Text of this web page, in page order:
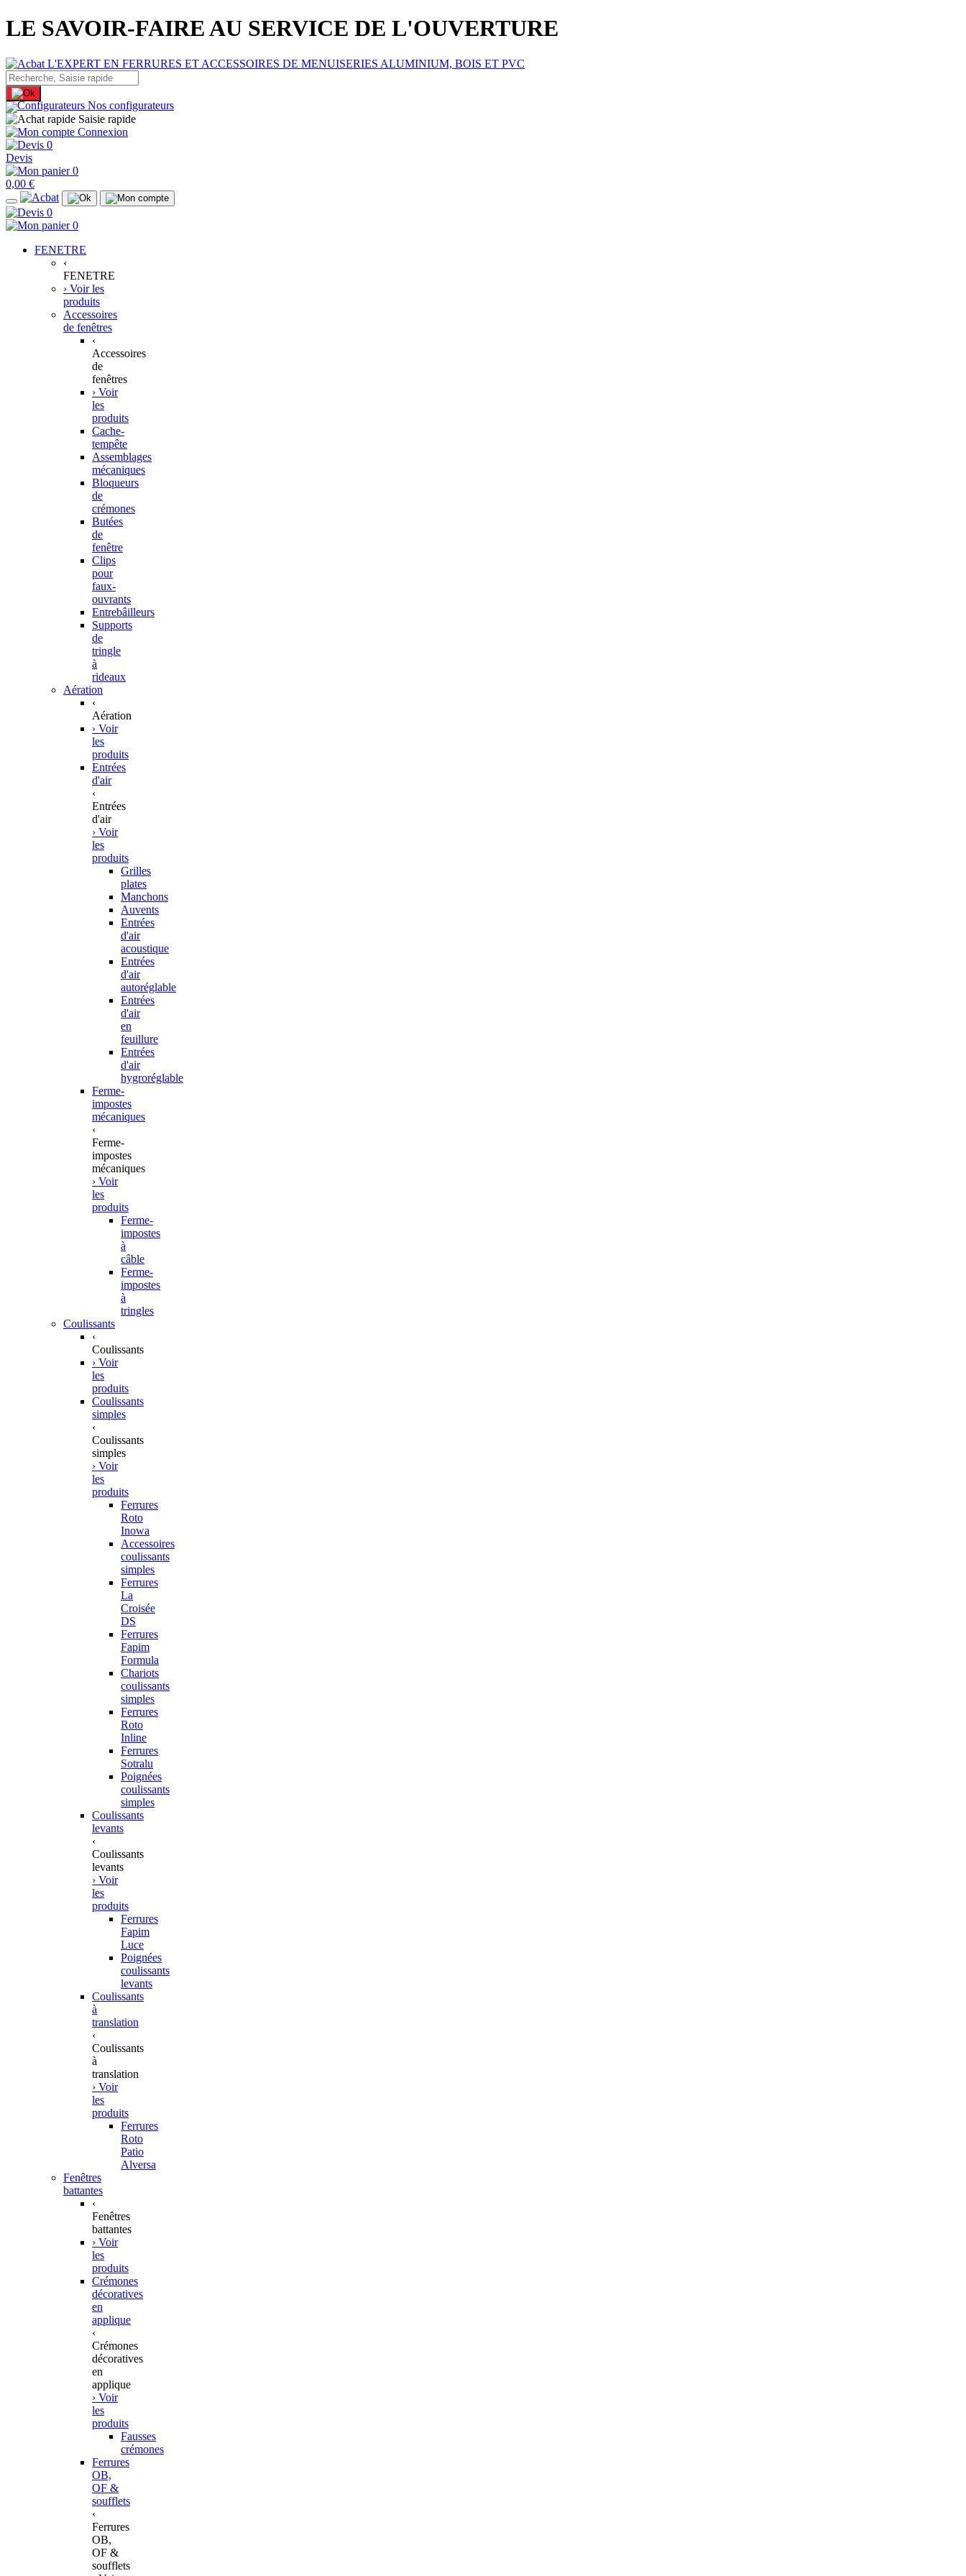
LE SAVOIR-FAIRE AU SERVICE DE L'OUVERTURE
Nos configurateurs
Saisie rapide
Connexion
0
Devis
0
0,00 €
0
0
FENETRE
‹
FENETRE
› Voir les
produits
Accessoires
de fenêtres
‹
Accessoires
de
fenêtres
› Voir
les
produits
Cache-
tempête
Assemblages
mécaniques
Bloqueurs
de
crémones
Butées
de
fenêtre
Clips
pour
faux-
ouvrants
Entrebâilleurs
Supports
de
tringle
à
rideaux
Aération
‹
Aération
› Voir
les
produits
Entrées
d'air
‹
Entrées
d'air
› Voir
les
produits
Grilles
plates
Manchons
Auvents
Entrées
d'air
acoustique
Entrées
d'air
autoréglable
Entrées
d'air
en
feuillure
Entrées
d'air
hygroréglable
Ferme-
impostes
mécaniques
‹
Ferme-
impostes
mécaniques
› Voir
les
produits
Ferme-
impostes
à
câble
Ferme-
impostes
à
tringles
Coulissants
‹
Coulissants
› Voir
les
produits
Coulissants
simples
‹
Coulissants
simples
› Voir
les
produits
Ferrures
Roto
Inowa
Accessoires
coulissants
simples
Ferrures
La
Croisée
DS
Ferrures
Fapim
Formula
Chariots
coulissants
simples
Ferrures
Roto
Inline
Ferrures
Sotralu
Poignées
coulissants
simples
Coulissants
levants
‹
Coulissants
levants
› Voir
les
produits
Ferrures
Fapim
Luce
Poignées
coulissants
levants
Coulissants
à
translation
‹
Coulissants
à
translation
› Voir
les
produits
Ferrures
Roto
Patio
Alversa
Fenêtres
battantes
‹
Fenêtres
battantes
› Voir
les
produits
Crémones
décoratives
en
applique
‹
Crémones
décoratives
en
applique
› Voir
les
produits
Fausses
crémones
Ferrures
OB,
OF &
soufflets
‹
Ferrures
OB,
OF &
soufflets